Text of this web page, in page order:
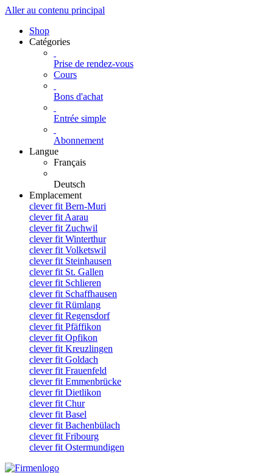
Aller au contenu principal
Shop
Catégories
Prise de rendez-vous
Cours
Bons d'achat
Entrée simple
Abonnement
Langue
Français
Deutsch
Emplacement
clever fit Bern-Muri
clever fit Aarau
clever fit Zuchwil
clever fit Winterthur
clever fit Volketswil
clever fit Steinhausen
clever fit St. Gallen
clever fit Schlieren
clever fit Schaffhausen
clever fit Rümlang
clever fit Regensdorf
clever fit Pfäffikon
clever fit Opfikon
clever fit Kreuzlingen
clever fit Goldach
clever fit Frauenfeld
clever fit Emmenbrücke
clever fit Dietlikon
clever fit Chur
clever fit Basel
clever fit Bachenbülach
clever fit Fribourg
clever fit Ostermundigen